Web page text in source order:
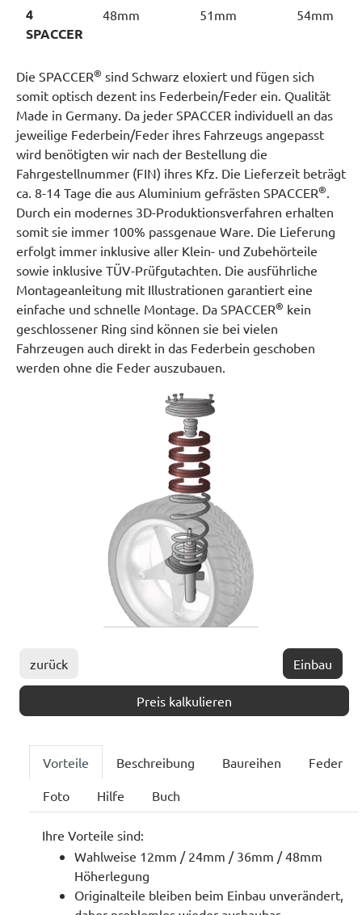
4
SPACCER
48mm 51mm 54mm
Die SPACCER® sind Schwarz eloxiert und fügen sich
somit optisch dezent ins Federbein/Feder ein. Qualität
Made in Germany. Da jeder SPACCER individuell an das
jeweilige Federbein/Feder ihres Fahrzeugs angepasst
wird benötigten wir nach der Bestellung die
Fahrgestellnummer (FIN) ihres Kfz. Die Lieferzeit beträgt
ca. 8-14 Tage die aus Aluminium gefrästen SPACCER®.
Durch ein modernes 3D-Produktionsverfahren erhalten
somit sie immer 100% passgenaue Ware. Die Lieferung
erfolgt immer inklusive aller Klein- und Zubehörteile
sowie inklusive TÜV-Prüfgutachten. Die ausführliche
Montageanleitung mit Illustrationen garantiert eine
einfache und schnelle Montage. Da SPACCER® kein
geschlossener Ring sind können sie bei vielen
Fahrzeugen auch direkt in das Federbein geschoben
werden ohne die Feder auszubauen.
zurück Einbau
Preis kalkulieren
Vorteile Beschreibung Baureihen Feder
Foto Hilfe Buch
Ihre Vorteile sind:
Wahlweise 12mm / 24mm / 36mm / 48mm
Höherlegung
Originalteile bleiben beim Einbau unverändert,